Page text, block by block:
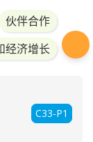
伙伴合作
经济增长
C33-P1